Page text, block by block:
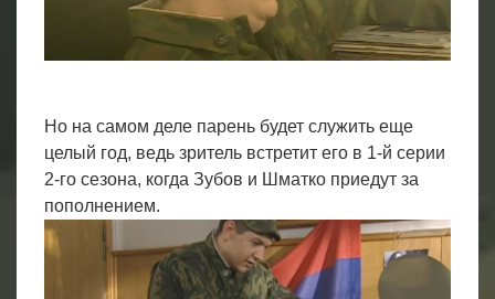
Но на самом деле парень будет служить еще
целый год, ведь зритель встретит его в 1-й серии
2-го сезона, когда Зубов и Шматко приедут за
пополнением.